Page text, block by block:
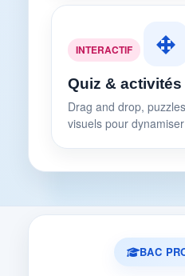
INTERACTIF
Quiz & activités
Drag and drop,
visuels pour
BAC